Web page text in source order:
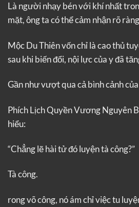
Là người nhạy bén với khí nhất
mặt, ông ta có thể cảm nhận rõ
Mộc Du Thiên vốn chỉ là cao thủ
sau khi biến đổi, nội lực của y đã
Gần như vượt qua cả bình cảnh
Phích Lịch Quyền Vương Nguyên
hiểu:
“Chẳng lẽ hài tử đó luyện tà công?”
Tà công.
rong võ công, nó ám chỉ việc tu